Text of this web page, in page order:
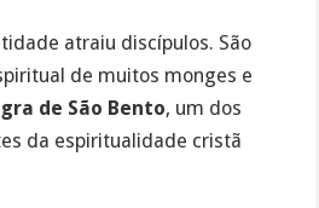
atraiu discípulos. São
de muitos monges e
de São Bento, um dos
da espiritualidade cristã